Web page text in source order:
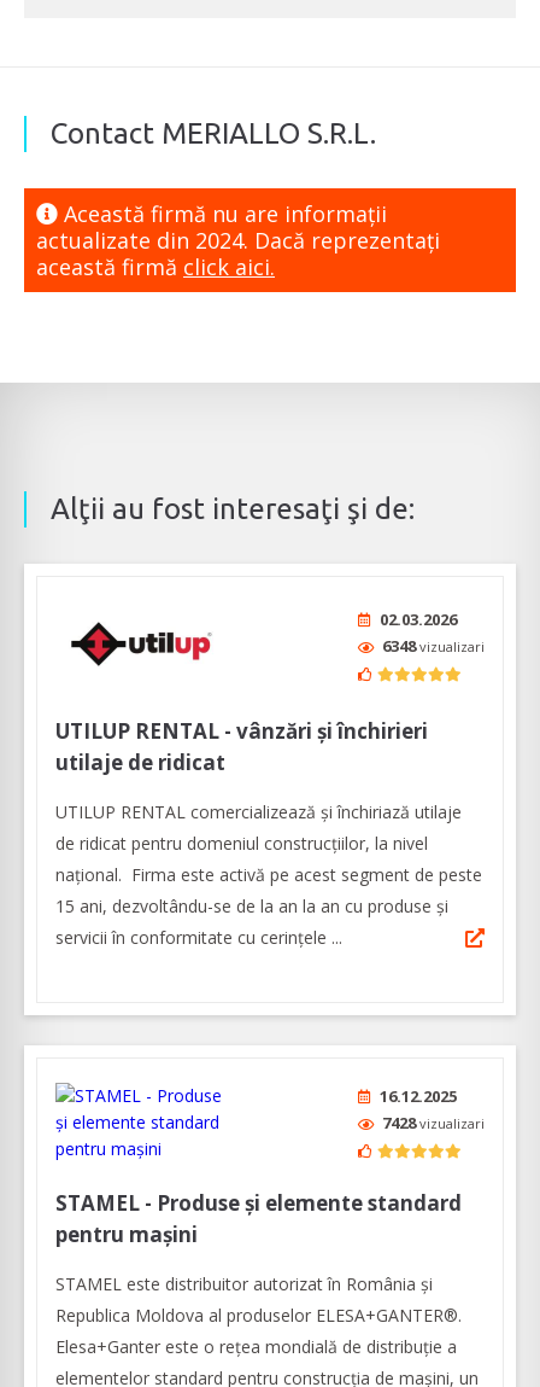
Contact MERIALLO S.R.L.
Această firmă nu are informaţii
actualizate din 2024. Dacă reprezentaţi
această firmă click aici.
Alţii au fost interesaţi şi de:
02.03.2026
6348vizualizari
UTILUP RENTAL - vânzări și închirieri
utilaje de ridicat
UTILUP RENTAL comercializează și închiriază utilaje
de ridicat pentru domeniul construcțiilor, la nivel
național. Firma este activă pe acest segment de peste
15 ani, dezvoltându-se de la an la an cu produse și
servicii în conformitate cu cerințele ...
16.12.2025
7428vizualizari
STAMEL - Produse și elemente standard
pentru mașini
STAMEL este distribuitor autorizat în România și
Republica Moldova al produselor ELESA+GANTER®.
Elesa+Ganter este o rețea mondială de distribuție a
elementelor standard pentru construcția de mașini, un